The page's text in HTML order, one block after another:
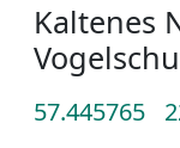
Kaltenes
57.445765